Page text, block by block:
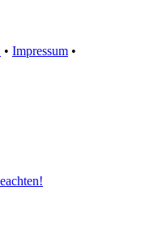
• Impressum •